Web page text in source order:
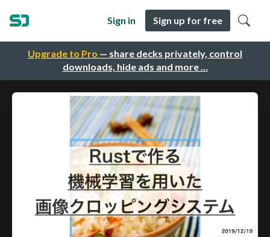
Upgrade to Pro — share decks privately, control
downloads, hide ads and more …
Sign in Sign up for free